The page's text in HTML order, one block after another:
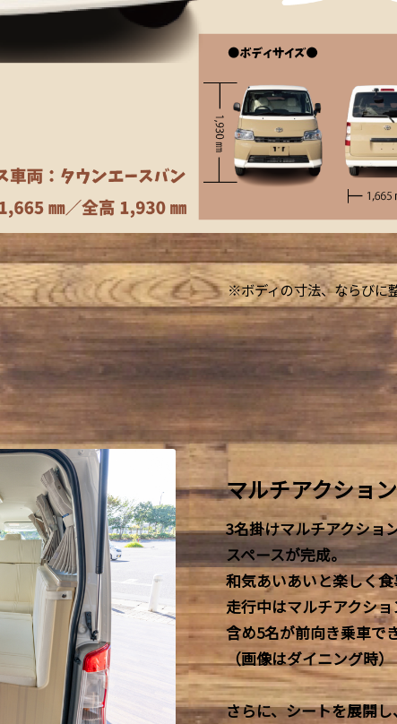
※ボディの寸法、ならびに
マルチアクショ
3名掛けマルチアクショ
スペースが完成。
和気あいあいと楽しく
走行中はマルチアクシ
含め5名が前向き乗車で
（画像はダイニング時）
さらに、シートを展開